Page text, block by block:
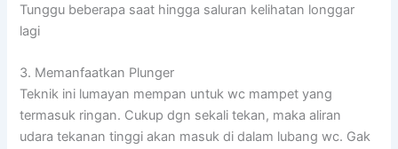
Tunggu beberapa saat hingga saluran kelihatan longgar
lagi
3. Memanfaatkan Plunger
Teknik ini lumayan mempan untuk wc mampet yang
termasuk ringan. Cukup dgn sekali tekan, maka aliran
udara tekanan tinggi akan masuk di dalam lubang wc. Gak